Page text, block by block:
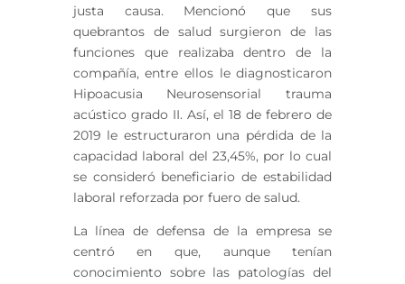
justa causa. Mencionó que sus
quebrantos de salud surgieron de las
funciones que realizaba dentro de la
compañía, entre ellos le diagnosticaron
Hipoacusia Neurosensorial trauma
acústico grado II. Así, el 18 de febrero de
2019 le estructuraron una pérdida de la
capacidad laboral del 23,45%, por lo cual
se consideró beneficiario de estabilidad
laboral reforzada por fuero de salud.
La línea de defensa de la empresa se
centró en que, aunque tenían
conocimiento sobre las patologías del